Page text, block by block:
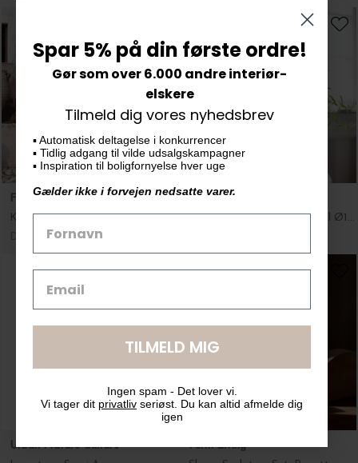
Ferm Living
Krukke Ando Ø:40*40 - Hent selv
DKK 1.599,00
Pot Ole
RetrOle potte inkl. underskål Ø14,5
Urban Nature Culture
Ferm Living
Spar 5% på din første ordre!
Gør som over 6.000 andre interiør-
elskere
Tilmeld dig vores nyhedsbrev
▪️ Automatisk deltagelse i konkurrencer
▪️ Tidlig adgang til vilde udsalgskampagner
▪️ Inspiration til boligfornyelse hver uge
Gælder ikke i forvejen nedsatte varer.
TILMELD MIG
Ingen spam - Det lover vi.
Vi tager dit privatliv seriøst. Du kan altid afmelde dig
igen